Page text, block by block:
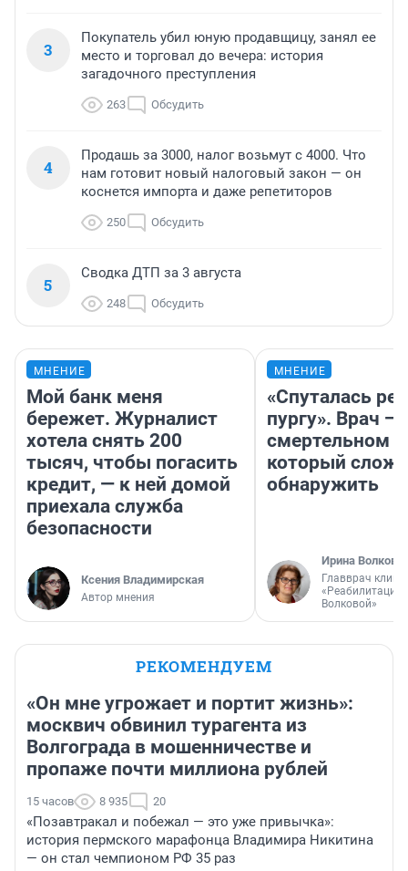
3
Покупатель убил юную продавщицу, занял ее
место и торговал до вечера: история
загадочного преступления
263 Обсудить
4
Продашь за 3000, налог возьмут с 4000. Что
нам готовит новый налоговый закон — он
коснется импорта и даже репетиторов
250 Обсудить
5
Сводка ДТП за 3 августа
248 Обсудить
МНЕНИЕ
Мой банк меня
бережет. Журналист
хотела снять 200
тысяч, чтобы погасить
кредит, — к ней домой
приехала служба
безопасности
Ксения Владимирская
Автор мнения
МНЕНИЕ
«Спуталась
пургу». Врач —
смертельном
который
обнаружить
Ирина Волкова
Главврач
«Реабилитация
Волковой»
РЕКОМЕНДУЕМ
«Он мне угрожает и портит жизнь»:
москвич обвинил турагента из
Волгограда в мошенничестве и
пропаже почти миллиона рублей
15 часов 8 935 20
«Позавтракал и побежал — это уже привычка»:
история пермского марафонца Владимира Никитина
— он стал чемпионом РФ 35 раз